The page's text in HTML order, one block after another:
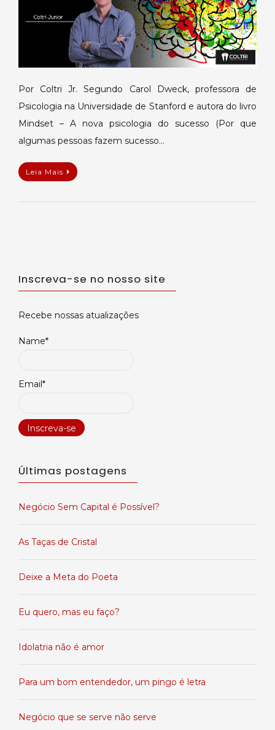
Por Coltri Jr. Segundo Carol Dweck, professora de
Psicologia na Universidade de Stanford e autora do livro
Mindset – A nova psicologia do sucesso (Por que
algumas pessoas fazem sucesso…
Leia Mais
Inscreva-se no nosso site
Recebe nossas atualizações
Name*
Email*
Últimas postagens
Negócio Sem Capital é Possível?
As Taças de Cristal
Deixe a Meta do Poeta
Eu quero, mas eu faço?
Idolatria não é amor
Para um bom entendedor, um pingo é letra
Negócio que se serve não serve